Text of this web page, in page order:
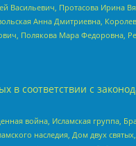
Протасова Ирина
Анна Дмитриевна,
Полякова Мара Федоровна,
соответствии с
война, Исламская группа,
наследия, Дом двух